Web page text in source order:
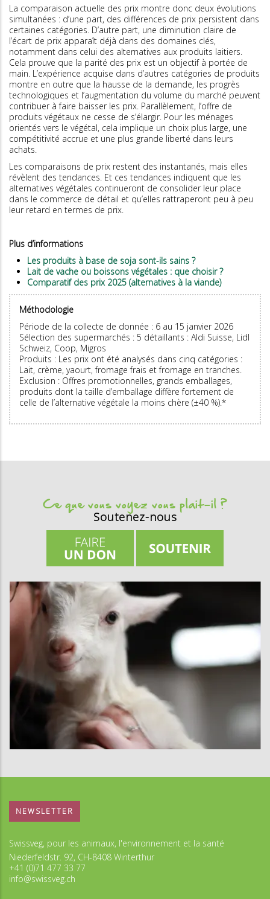
La comparaison actuelle des prix montre donc deux évolutions
simultanées : d’une part, des différences de prix persistent dans
certaines catégories. D’autre part, une diminution claire de
l’écart de prix apparaît déjà dans des domaines clés,
notamment dans celui des alternatives aux produits laitiers.
Cela prouve que la parité des prix est un objectif à portée de
main. L’expérience acquise dans d’autres catégories de produits
montre en outre que la hausse de la demande, les progrès
technologiques et l’augmentation du volume du marché peuvent
contribuer à faire baisser les prix. Parallèlement, l’offre de
produits végétaux ne cesse de s’élargir. Pour les ménages
orientés vers le végétal, cela implique un choix plus large, une
compétitivité accrue et une plus grande liberté dans leurs
achats.
Les comparaisons de prix restent des instantanés, mais elles
révèlent des tendances. Et ces tendances indiquent que les
alternatives végétales continueront de consolider leur place
dans le commerce de détail et qu’elles rattraperont peu à peu
leur retard en termes de prix.
Plus d’informations
Les produits à base de soja sont-ils sains ?
Lait de vache ou boissons végétales : que choisir ?
Comparatif des prix 2025 (alternatives à la viande)
Méthodologie
Période de la collecte de donnée : 6 au 15 janvier 2026
Sélection des supermarchés : 5 détaillants : Aldi Suisse, Lidl
Schweiz, Coop, Migros
Produits : Les prix ont été analysés dans cinq catégories :
Lait, crème, yaourt, fromage frais et fromage en tranches.
Exclusion : Offres promotionnelles, grands emballages,
produits dont la taille d’emballage diffère fortement de
celle de l’alternative végétale la moins chère (±40 %).*
Ce que vous voyez vous plait-il ?
Soutenez-nous
NEWSLETTER
Swissveg, pour les animaux, l'environnement et la santé
Niederfeldstr. 92, CH-8408 Winterthur
+41 (0)71 477 33 77
info@swissveg.ch